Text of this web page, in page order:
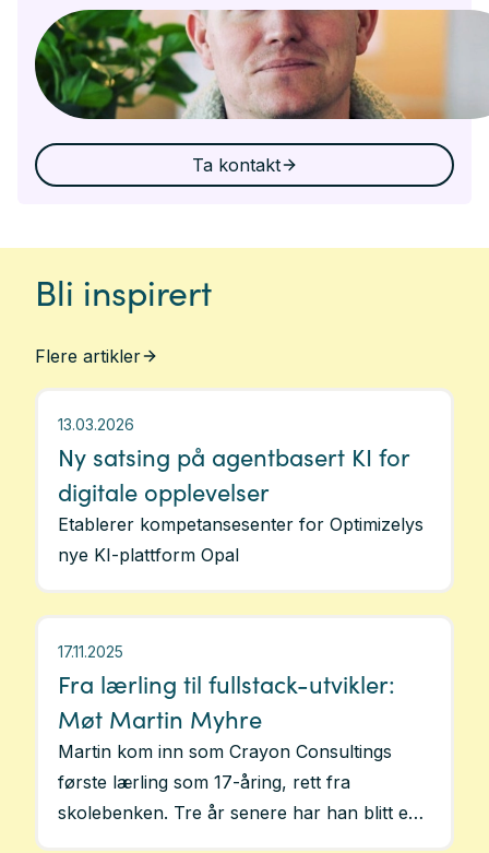
Ta kontakt
Bli inspirert
Flere artikler
13.03.2026
Ny satsing på agentbasert KI for
digitale opplevelser
Etablerer kompetansesenter for Optimizelys
nye KI-plattform Opal
17.11.2025
Fra lærling til fullstack-utvikler:
Møt Martin Myhre
Martin kom inn som Crayon Consultings
første lærling som 17-åring, rett fra
skolebenken. Tre år senere har han blitt en